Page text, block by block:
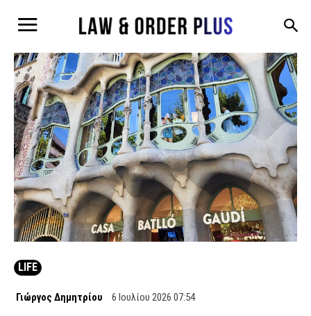
LIFE
Γιώργος Δημητρίου 6 Ιουλίου 2026 07:54